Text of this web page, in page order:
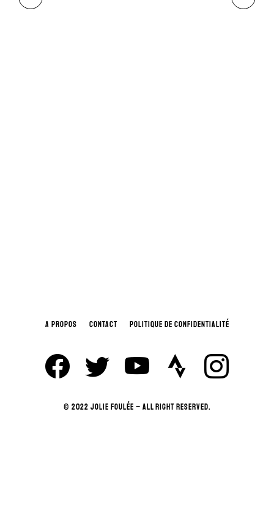
A PROPOS CONTACT POLITIQUE DE CONFIDENTIALITÉ
© 2022 JOLIE FOULÉE – ALL RIGHT RESERVED.